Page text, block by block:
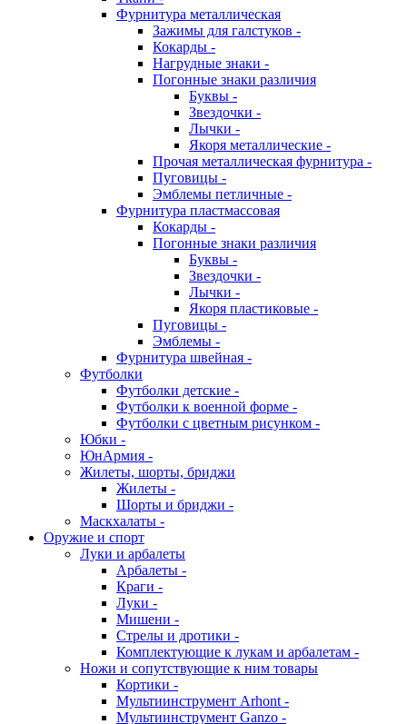
Фурнитура металлическая
Зажимы для галстуков -
Кокарды -
Нагрудные знаки -
Погонные знаки различия
Буквы -
Звездочки -
Лычки -
Якоря металлические -
Прочая металлическая фурнитура -
Пуговицы -
Эмблемы петличные -
Фурнитура пластмассовая
Кокарды -
Погонные знаки различия
Буквы -
Звездочки -
Лычки -
Якоря пластиковые -
Пуговицы -
Эмблемы -
Фурнитура швейная -
Футболки
Футболки детские -
Футболки к военной форме -
Футболки с цветным рисунком -
Юбки -
ЮнАрмия -
Жилеты, шорты, бриджи
Жилеты -
Шорты и бриджи -
Маскхалаты -
Оружие и спорт
Луки и арбалеты
Арбалеты -
Краги -
Луки -
Мишени -
Стрелы и дротики -
Комплектующие к лукам и арбалетам -
Ножи и сопутствующие к ним товары
Кортики -
Мультиинструмент Arhont -
Мультиинструмент Ganzo -